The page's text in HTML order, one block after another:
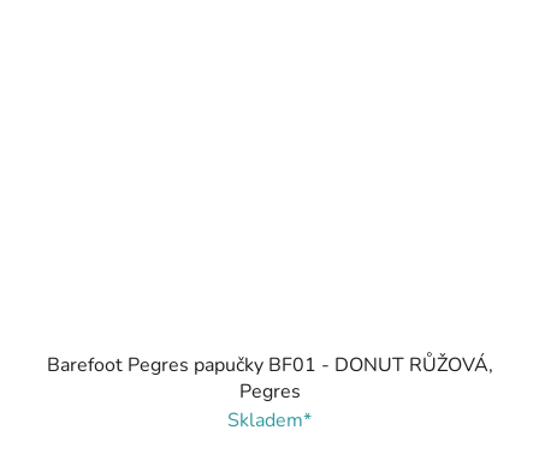
Barefoot Pegres papučky BF01 - DONUT RŮŽOVÁ,
Pegres
Skladem*